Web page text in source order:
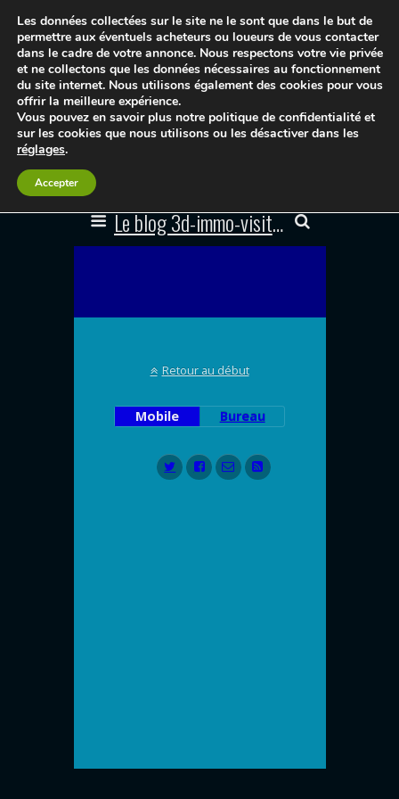
Le blog 3d-immo-visites
Retour au début
Mobile Bureau
Les données collectées sur le site ne le sont que dans le but de
permettre aux éventuels acheteurs ou loueurs de vous contacter
dans le cadre de votre annonce. Nous respectons votre vie privée
et ne collectons que les données nécessaires au fonctionnement
du site internet. Nous utilisons également des cookies pour vous
offrir la meilleure expérience.
Vous pouvez en savoir plus notre politique de confidentialité et
sur les cookies que nous utilisons ou les désactiver dans les
réglages.
Accepter